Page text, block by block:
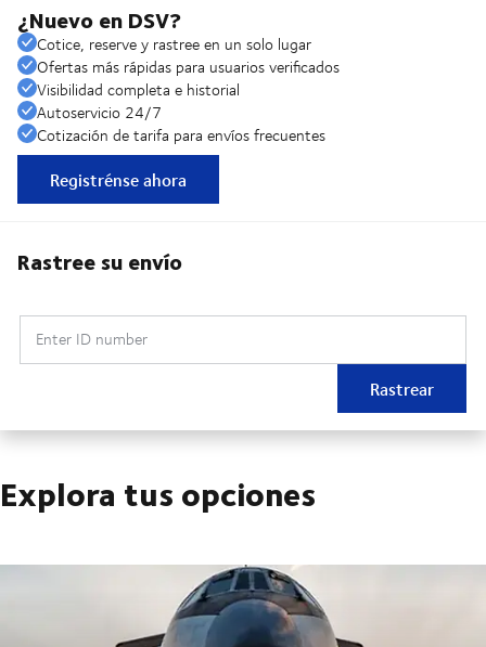
¿Nuevo en DSV?
Cotice, reserve y rastree en un solo lugar
Ofertas más rápidas para usuarios verificados
Visibilidad completa e historial
Autoservicio 24/7
Cotización de tarifa para envíos frecuentes
Registrénse ahora
Rastree su envío
Enter ID number
Rastrear
Explora tus opciones